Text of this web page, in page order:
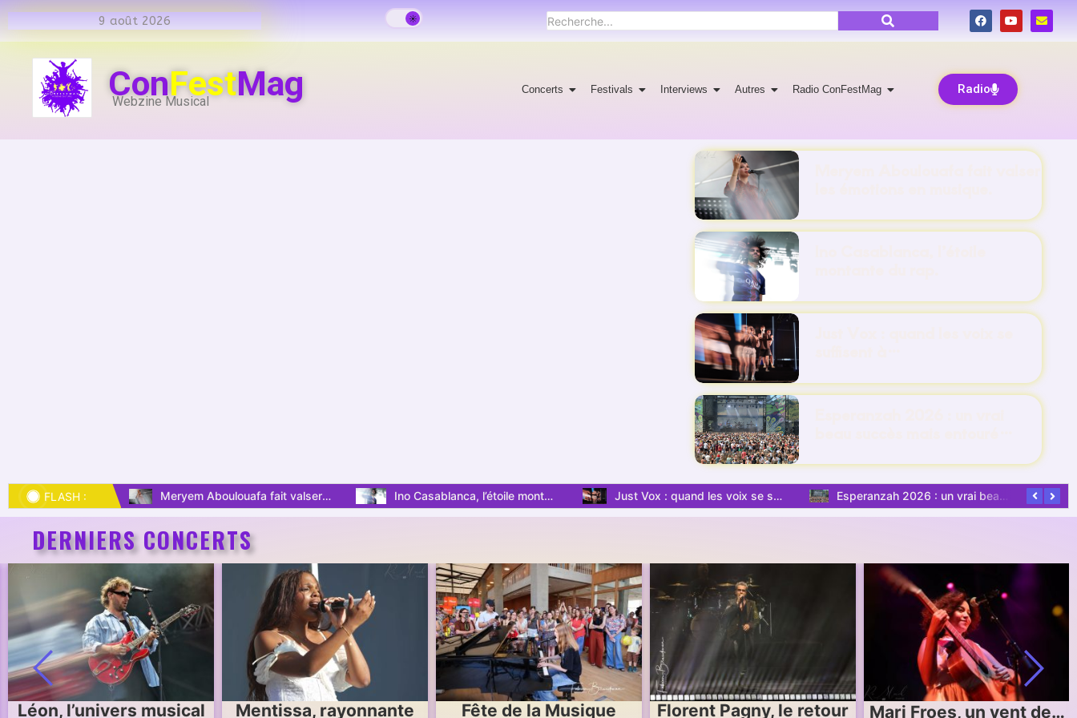
9 août 2026
ConFestMag
Webzine Musical
Concerts Festivals Interviews Autres Radio ConFestMag Radio
FLASH : Ino Casablanca, l’étoile montante du rap. Just Vox : quand les voix se suffisent à elles-mêmes. Esperanzah 2026 : un vrai beau succès mais entouré d’incertitudes. Le rap tournaisien à l’honneur à Ere.
DERNIERS CONCERTS
Mentissa, rayonnante
Fête de la Musique
Florent Pagny, le retour
Mari Froes, un vent de…
Iliona : même sans